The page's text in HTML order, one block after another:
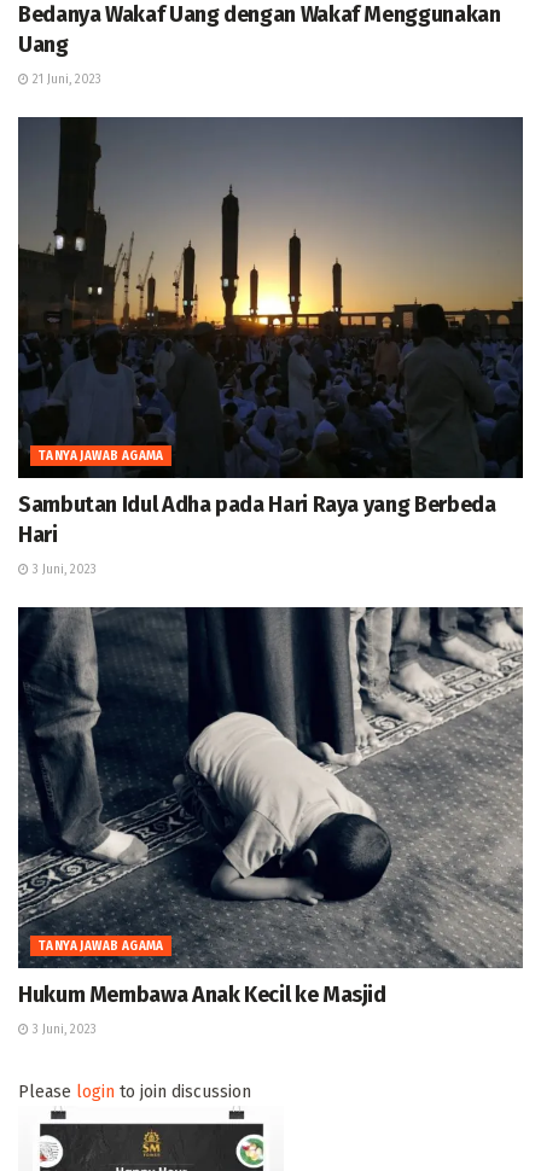
Bedanya Wakaf Uang dengan Wakaf Menggunakan
Uang
21 Juni, 2023
TANYA JAWAB AGAMA
Sambutan Idul Adha pada Hari Raya yang Berbeda
Hari
3 Juni, 2023
TANYA JAWAB AGAMA
Hukum Membawa Anak Kecil ke Masjid
3 Juni, 2023
Please login to join discussion